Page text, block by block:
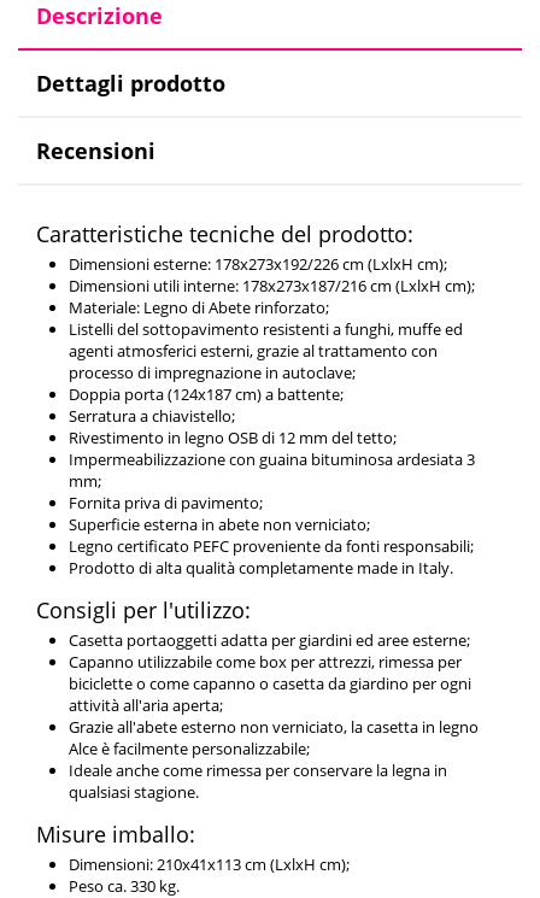
Descrizione
Dettagli prodotto
Recensioni
Caratteristiche tecniche del prodotto:
Dimensioni esterne: 178x273x192/226 cm (LxlxH cm);
Dimensioni utili interne: 178x273x187/216 cm (LxlxH cm);
Materiale: Legno di Abete rinforzato;
Listelli del sottopavimento resistenti a funghi, muffe ed
agenti atmosferici esterni, grazie al trattamento con
processo di impregnazione in autoclave;
Doppia porta (124x187 cm) a battente;
Serratura a chiavistello;
Rivestimento in legno OSB di 12 mm del tetto;
Impermeabilizzazione con guaina bituminosa ardesiata 3
mm;
Fornita priva di pavimento;
Superficie esterna in abete non verniciato;
Legno certificato PEFC proveniente da fonti responsabili;
Prodotto di alta qualità completamente made in Italy.
Consigli per l'utilizzo:
Casetta portaoggetti adatta per giardini ed aree esterne;
Capanno utilizzabile come box per attrezzi, rimessa per
biciclette o come capanno o casetta da giardino per ogni
attività all'aria aperta;
Grazie all'abete esterno non verniciato, la casetta in legno
Alce è facilmente personalizzabile;
Ideale anche come rimessa per conservare la legna in
qualsiasi stagione.
Misure imballo:
Dimensioni: 210x41x113 cm (LxlxH cm);
Peso ca. 330 kg.